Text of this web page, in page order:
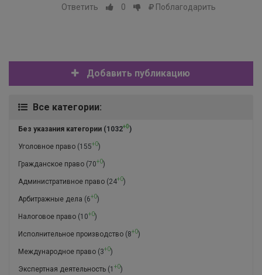
Ответить 0 Поблагодарить
Добавить публикацию
Все категории:
Без указания категории (1032+0)
Уголовное право (155+0)
Гражданское право (70+0)
Административное право (24+0)
Арбитражные дела (6+0)
Налоговое право (10+0)
Исполнительное производство (8+0)
Международное право (3+0)
Экспертная деятельность (1 +0)